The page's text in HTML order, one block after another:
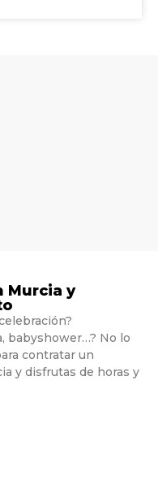
Murcia y
babyshower…? No lo
contratar un
y disfrutas de horas y